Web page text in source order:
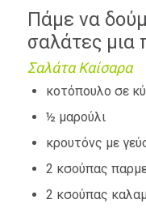
Πάμε να
σαλάτες μια
Σαλάτα Καίσαρα
κοτόπουλο σε
½ μαρούλι
κρουτόνς με
2 κσούπας
2 κσούπας